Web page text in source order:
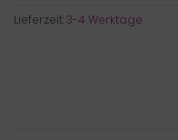
Lieferzeit:3-4 Werktage